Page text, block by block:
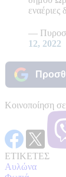
εναέριες
—
12, 2022
Κοινοποίηση σε
ΕΤΙΚΕΤΕΣ
Αυλώνα